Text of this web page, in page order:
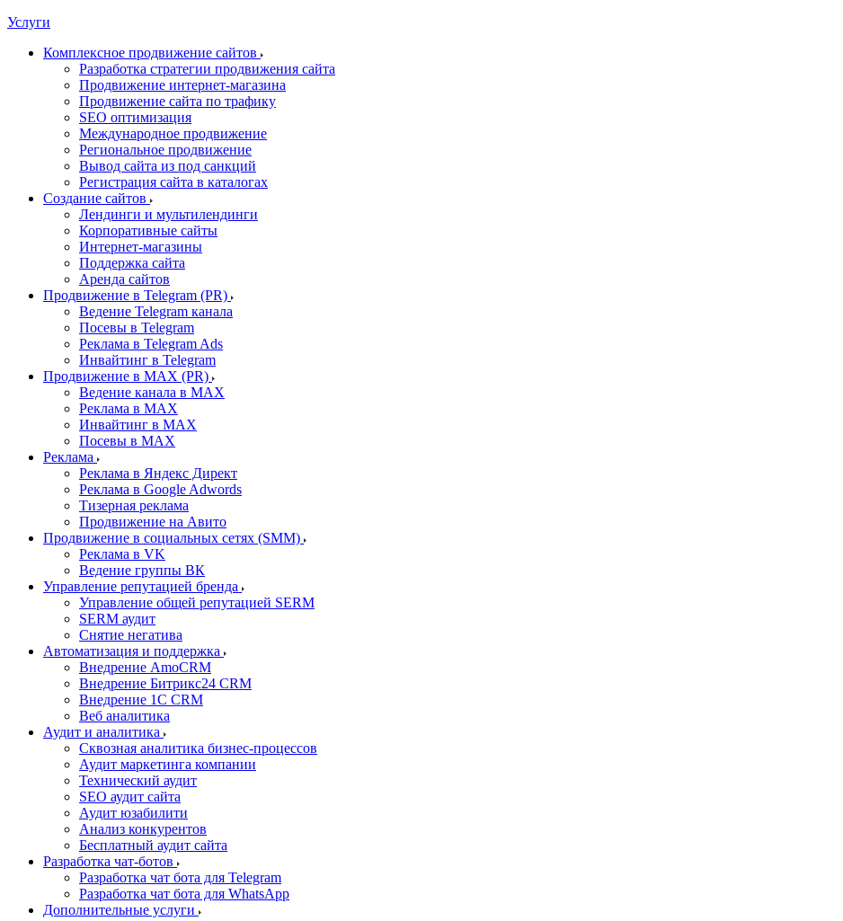
Услуги
Комплексное продвижение сайтов
Разработка стратегии продвижения сайта
Продвижение интернет-магазина
Продвижение сайта по трафику
SEO оптимизация
Международное продвижение
Региональное продвижение
Вывод сайта из под санкций
Регистрация сайта в каталогах
Создание сайтов
Лендинги и мультилендинги
Корпоративные сайты
Интернет-магазины
Поддержка сайта
Аренда сайтов
Продвижение в Telegram (PR)
Ведение Telegram канала
Посевы в Telegram
Реклама в Telegram Ads
Инвайтинг в Telegram
Продвижение в MAX (PR)
Ведение канала в MAX
Реклама в MAX
Инвайтинг в MAX
Посевы в MAX
Реклама
Реклама в Яндекс Директ
Реклама в Google Adwords
Тизерная реклама
Продвижение на Авито
Продвижение в социальных сетях (SMM)
Реклама в VK
Ведение группы ВК
Управление репутацией бренда
Управление общей репутацией SERM
SERM аудит
Снятие негатива
Автоматизация и поддержка
Внедрение AmoCRM
Внедрение Битрикс24 CRM
Внедрение 1C CRM
Веб аналитика
Аудит и аналитика
Сквозная аналитика бизнес-процессов
Аудит маркетинга компании
Технический аудит
SEO аудит сайта
Аудит юзабилити
Анализ конкурентов
Бесплатный аудит сайта
Разработка чат-ботов
Разработка чат бота для Telegram
Разработка чат бота для WhatsApp
Дополнительные услуги